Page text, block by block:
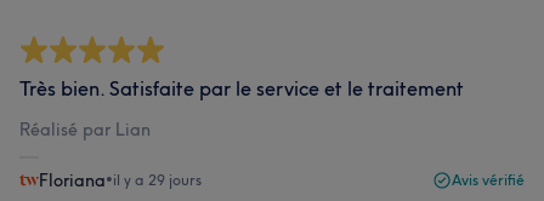
Très bien. Satisfaite par le service et le traitement
Réalisé par Lian
Floriana•il y a 29 jours Avis vérifié